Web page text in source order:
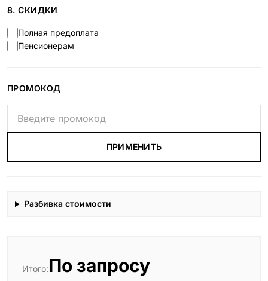
8. СКИДКИ
Полная предоплата
Пенсионерам
ПРОМОКОД
ПРИМЕНИТЬ
Разбивка стоимости
Итого:По запросу